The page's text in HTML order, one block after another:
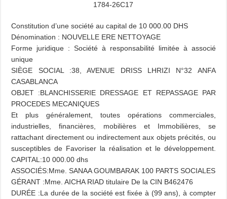
1784-26C17
Constitution d’une société au capital de 10 000.00 DHS
Dénomination : NOUVELLE ERE NETTOYAGE
Forme juridique : Société à responsabilité limitée à associé
unique
SIÈGE SOCIAL :38, AVENUE DRISS LHRIZI N°32 ANFA
CASABLANCA
OBJET :BLANCHISSERIE DRESSAGE ET REPASSAGE PAR
PROCEDES MECANIQUES
Et plus généralement, toutes opérations commerciales,
industrielles, financières, mobilières et Immobilières, se
rattachant directement ou indirectement aux objets précités, ou
susceptibles de Favoriser la réalisation et le développement.
CAPITAL:10 000.00 dhs
ASSOCIÉS:Mme. SANAA GOUMBARAK 100 PARTS SOCIALES
GÉRANT :Mme. AICHA RIAD titulaire De la CIN B462476
DURÉE :La durée de la société est fixée à (99 ans), à compter